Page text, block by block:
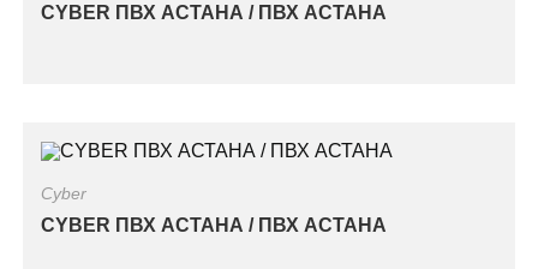
CYBER ПВХ АСТАНА / ПВХ АСТАНА
Cyber
CYBER ПВХ АСТАНА / ПВХ АСТАНА